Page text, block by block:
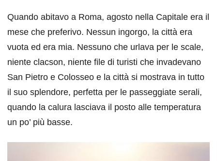
Quando abitavo a Roma, agosto nella Capitale era il
mese che preferivo. Nessun ingorgo, la città era
vuota ed era mia. Nessuno che urlava per le scale,
niente clacson, niente file di turisti che invadevano
San Pietro e Colosseo e la città si mostrava in tutto
il suo splendore, perfetta per le passeggiate serali,
quando la calura lasciava il posto alle temperatura
un po’ più basse.